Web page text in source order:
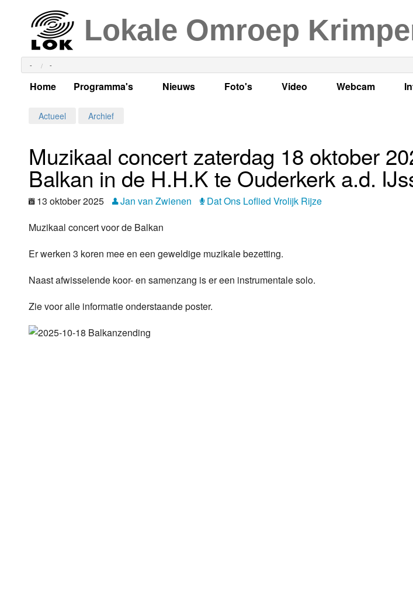
Lokale Omroep
- -
Home Programma's
Alle dagen
Per dag
Maandag
Nieuws
Kabelkrant
Foto's
Programma's
Video
Video Krimpen aan den
Webcam
Actueel Archief
Muzikaal concert zaterdag 18 oktober
Balkan in de H.H.K te Ouderkerk a.d.
13 oktober 2025 Jan van Zwienen
Dat Ons Loflied Vrolijk Rijze
Muzikaal concert voor de Balkan
Er werken 3 koren mee en een geweldige muzikale bezetting.
Naast afwisselende koor- en samenzang is er een instrumentale solo.
Zie voor alle informatie onderstaande poster.